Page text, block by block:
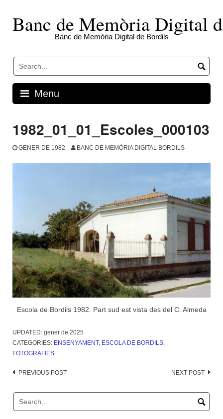
contentBanc de Memòria Digital
Banc de Memòria Digital de Bordils
Menu
1982_01_01_Escoles_000103
GENER DE 1982 BANC DE MEMÒRIA DIGITAL BORDILS
Escola de Bordils 1982. Part sud est vista des del C. Almeda
UPDATED: gener de 2025
CATEGORIES: ENSENYAMENT, ESCOLA DE BORDILS,
FOTOGRAFIES
Post
PREVIOUS POST NEXT POST